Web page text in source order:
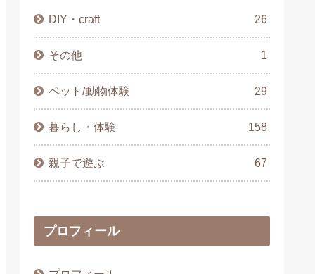
DIY・craft 26
その他 1
ペット/動物体験 29
暮らし・体験 158
親子で遊ぶ 67
プロフィール